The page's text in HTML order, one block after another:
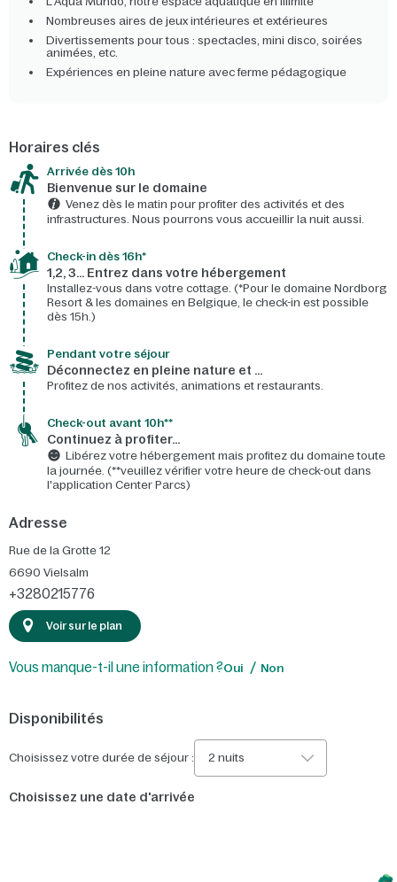
Nombreuses aires de jeux intérieures et extérieures
Divertissements pour tous : spectacles, mini disco, soirées
animées, etc.
Expériences en pleine nature avec ferme pédagogique
Horaires clés
Arrivée dès 10h​
Bienvenue sur le domaine​
Venez dès le matin pour profiter des activités et des
infrastructures. Nous pourrons vous accueillir la nuit aussi.
Check-in dès 16h*​
1,2, 3… Entrez dans votre hébergement
Installez-vous dans votre cottage. (*Pour le domaine Nordborg
Resort & les domaines en Belgique, le check-in est possible
dès 15h.)
Pendant votre séjour
Déconnectez en pleine nature et …
Profitez de nos activités, animations et restaurants.
Check-out avant 10h**
Continuez à profiter…
Libérez votre hébergement mais profitez du domaine toute
la journée. (**veuillez vérifier votre heure de check-out dans
l'application Center Parcs)
Adresse
Rue de la Grotte 12
6690 Vielsalm
+3280215776
Voir sur le plan
Vous manque-t-il une information ?Oui Non
Disponibilités
Choisissez votre durée de séjour : 2 nuits
Choisissez une date d'arrivée